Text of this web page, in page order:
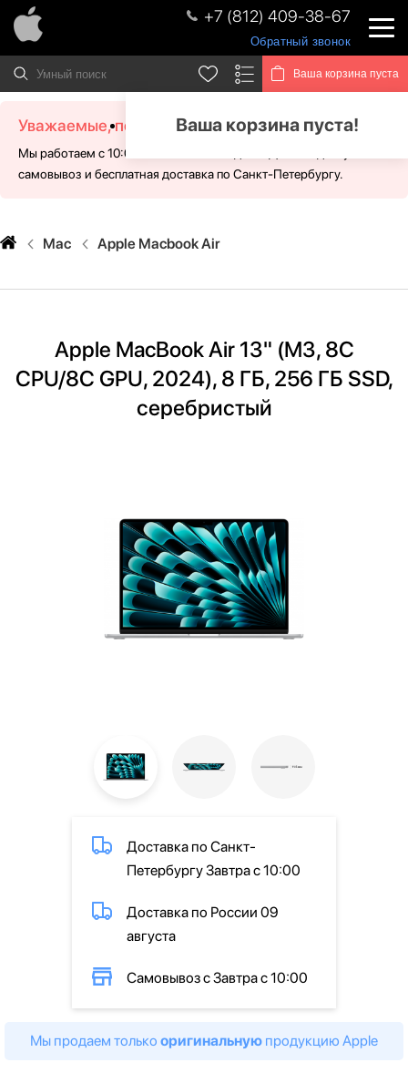
+7 (812) 409-38-67
Обратный звонок
Ваша корзина пуста
Ваша корзина пуста!
Уважаемые, посетители!
Мы работаем с 10:00 - 21:00 без выходных. Для Вас доступен
самовывоз и бесплатная доставка по Санкт-Петербургу.
Mac Apple Macbook Air
Apple MacBook Air 13" (M3, 8C
CPU/8C GPU, 2024), 8 ГБ, 256 ГБ SSD,
серебристый
Доставка по Санкт-
Петербургу Завтра с 10:00
Доставка по России 09
августа
Самовывоз с Завтра с 10:00
Мы продаем только оригинальную продукцию Apple